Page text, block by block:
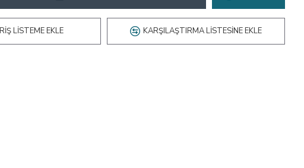
LISTEME EKLE KARŞILAŞTIRMA LISTESINE EKLE